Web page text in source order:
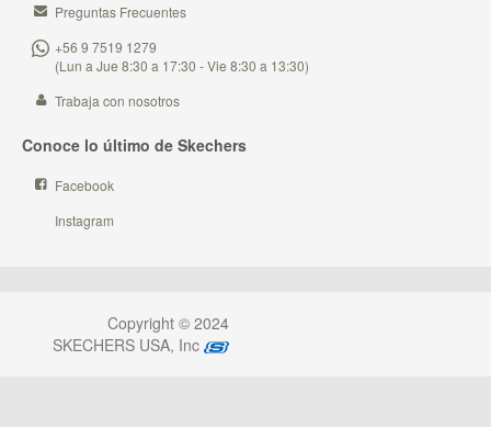
Preguntas Frecuentes
+56 9 7519 1279
(Lun a Jue 8:30 a 17:30 - Vie 8:30 a 13:30)
Trabaja con nosotros
Conoce lo último de Skechers
Facebook
Instagram
Copyright © 2024
SKECHERS USA, Inc